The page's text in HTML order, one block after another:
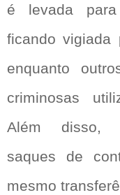
é levada para
ficando vigiada
enquanto
criminosas
Além disso,
saques de
mesmo